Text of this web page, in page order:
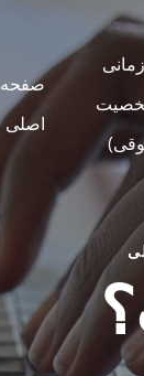
صفحه
اصلی